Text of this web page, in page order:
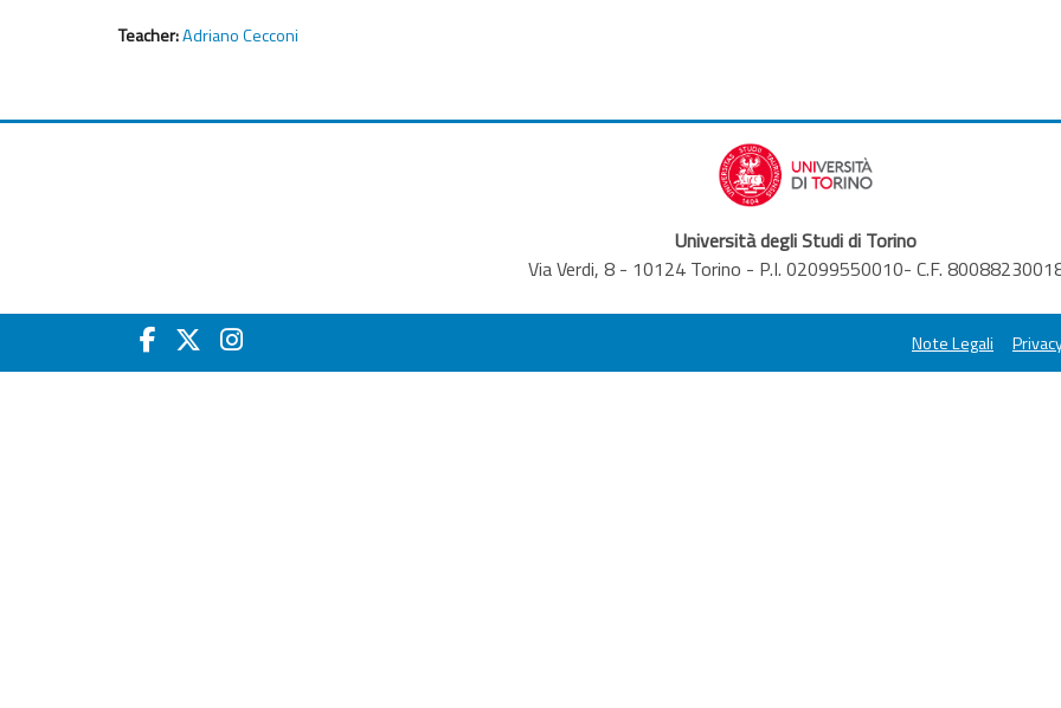
Teacher:Adriano Cecconi
Università degli Studi di Torino
Via Verdi, 8 - 10124 Torino - P.I. 02099550010- C.F.
Note Legali